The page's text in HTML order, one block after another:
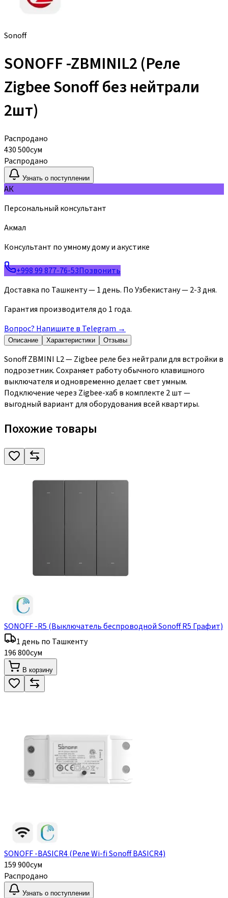
Sonoff
SONOFF -ZBMINIL2 (Реле
Zigbee Sonoff без нейтрали
2шт)
Распродано
430 500сум
Распродано
Узнать о поступлении
АК
Персональный консультант
Акмал
Консультант по умному дому и акустике
+998 99 877-76-53Позвонить
Доставка по Ташкенту — 1 день. По Узбекистану — 2-3 дня.
Гарантия производителя до 1 года.
Вопрос? Напишите в Telegram →
Описание Характеристики Отзывы
Sonoff ZBMINI L2 — Zigbee реле без нейтрали для встройки в
подрозетник. Сохраняет работу обычного клавишного
выключателя и одновременно делает свет умным.
Подключение через Zigbee-хаб в комплекте 2 шт —
выгодный вариант для оборудования всей квартиры.
Похожие товары
SONOFF -R5 (Выключатель беспроводной Sonoff R5 Графит)
1 день по Ташкенту
196 800сум
В корзину
SONOFF -BASICR4 (Реле Wi-fi Sonoff BASICR4)
159 900сум
Распродано
Узнать о поступлении